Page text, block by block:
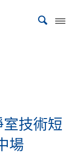
室技術短
場